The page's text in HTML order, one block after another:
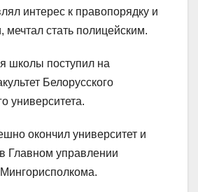
интерес к правопорядку и
мечтал стать полицейским.
школы поступил на
Белорусского
университета.
окончил университет и
Главном управлении